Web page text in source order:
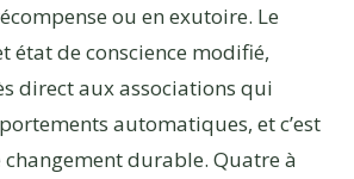
ou en exutoire. Le
état de conscience modifié,
direct aux associations qui
automatiques, et c’est
changement durable. Quatre à